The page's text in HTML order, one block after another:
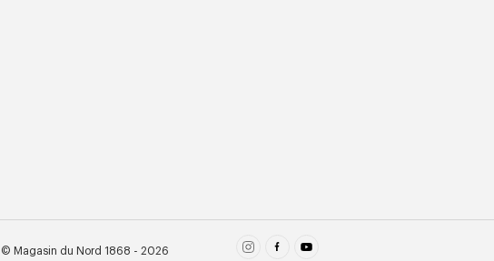
© Magasin du Nord 1868 - 2026